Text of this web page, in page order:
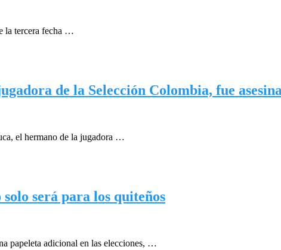
la tercera fecha …
de la Selección Colombia, fue
el hermano de la jugadora …
será para los quiteños
papeleta adicional en las elecciones, …